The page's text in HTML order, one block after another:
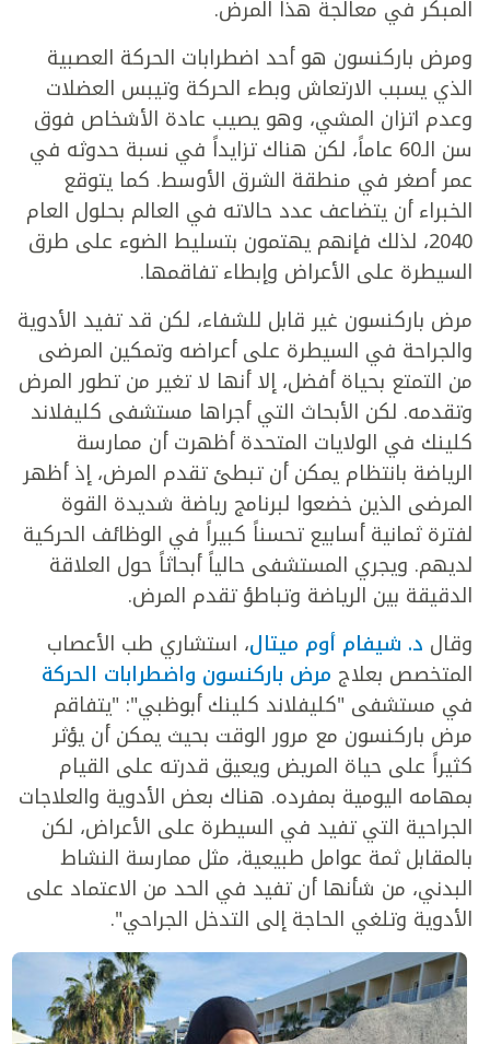
المبكر في معالجة هذا المرض.
ومرض باركنسون هو أحد اضطرابات الحركة العصبية
الذي يسبب الارتعاش وبطء الحركة وتيبس العضلات
وعدم اتزان المشي، وهو يصيب عادة الأشخاص فوق
سن الـ60 عاماً، لكن هناك تزايداً في نسبة حدوثه في
عمر أصغر في منطقة الشرق الأوسط. كما يتوقع
الخبراء أن يتضاعف عدد حالاته في العالم بحلول العام
2040، لذلك فإنهم يهتمون بتسليط الضوء على طرق
السيطرة على الأعراض وإبطاء تفاقمها.
مرض باركنسون غير قابل للشفاء، لكن قد تفيد الأدوية
والجراحة في السيطرة على أعراضه وتمكين المرضى
من التمتع بحياة أفضل، إلا أنها لا تغير من تطور المرض
وتقدمه. لكن الأبحاث التي أجراها مستشفى كليفلاند
كلينك في الولايات المتحدة أظهرت أن ممارسة
الرياضة بانتظام يمكن أن تبطئ تقدم المرض، إذ أظهر
المرضى الذين خضعوا لبرنامج رياضة شديدة القوة
لفترة ثمانية أسابيع تحسناً كبيراً في الوظائف الحركية
لديهم. ويجري المستشفى حالياً أبحاثاً حول العلاقة
الدقيقة بين الرياضة وتباطؤ تقدم المرض.
وقال د. شيفام أوم ميتال، استشاري طب الأعصاب
المتخصص بعلاج مرض باركنسون واضطرابات الحركة
في مستشفى "كليفلاند كلينك أبوظبي": "يتفاقم
مرض باركنسون مع مرور الوقت بحيث يمكن أن يؤثر
كثيراً على حياة المريض ويعيق قدرته على القيام
بمهامه اليومية بمفرده. هناك بعض الأدوية والعلاجات
الجراحية التي تفيد في السيطرة على الأعراض، لكن
بالمقابل ثمة عوامل طبيعية، مثل ممارسة النشاط
البدني، من شأنها أن تفيد في الحد من الاعتماد على
الأدوية وتلغي الحاجة إلى التدخل الجراحي".